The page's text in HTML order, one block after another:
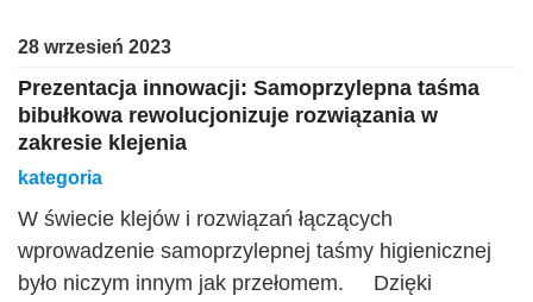
28 wrzesień 2023
Prezentacja innowacji: Samoprzylepna taśma
bibułkowa rewolucjonizuje rozwiązania w
zakresie klejenia
kategoria
W świecie klejów i rozwiązań łączących
wprowadzenie samoprzylepnej taśmy higienicznej
było niczym innym jak przełomem. Dzięki